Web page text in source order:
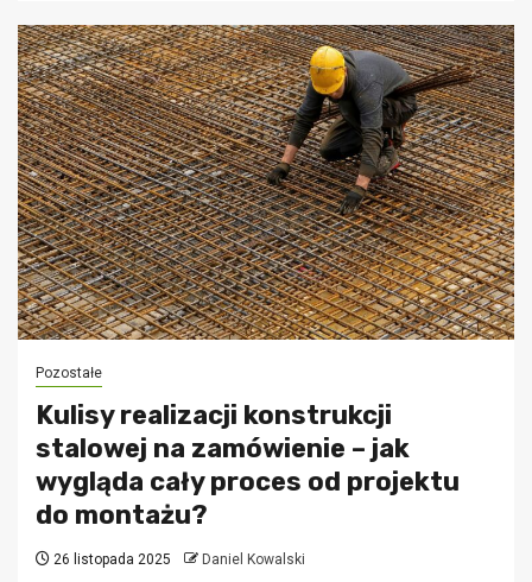
Pozostałe
Kulisy realizacji konstrukcji
stalowej na zamówienie – jak
wygląda cały proces od projektu
do montażu?
26 listopada 2025 Daniel Kowalski